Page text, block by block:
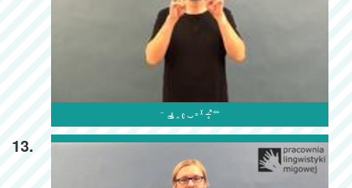

13.